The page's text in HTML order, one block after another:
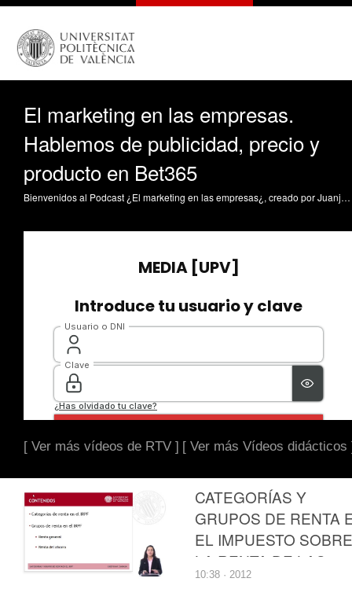
El marketing en las empresas.
Hablemos de publicidad, precio y
producto en Bet365
Bienvenidos al Podcast ¿El marketing en las empresas¿, creado por Juanjo Lull y por un alumno o alumna de la Universitat Politècnica de València. Para cada episodio de esta temporada, hay una persona invitada. En este episodio, nos acompaña Paula Ventura, estudiante del Grado de Ciencia de Datos en la UPV. En este episodio hablamos de tres de las cuatro variables del marketing mix, publicidad o promoción, precio y producto. A la hora de hacer llegar sus bienes al mercado, las empresas deben establecer una balanza entre el producto, el precio, la distribución y la publicidad, con las 4 Ps popularizadas por Kotler (producto, price, placement, promotion). Para que los consumidores se fíen de una plataforma online de apuestas, es clave una estrategia de marketing que aporte seguridad, tanto en el producto (ciberseguridad) como en la promoción (imagen de marca). ¿Quieres saber más? ¡Escucha este podcast! Hemos acudido a algunas fuentes, entre las que se encuentran: https://en.wikipedia.org/wiki/Bet365 https://en.wikipedia.org/wiki/Bet365_Stadium Anuncio Curling Bet365 https://www.ispot.tv/ad/5Z7p/bet365-curling ¿ Música que hemos usado, libre de derechos: Inicio - Música de Top-Flow, de Pixabay https://pixabay.com/music/beats-stellar-echoes-202315/ Cierre - Música de Dmytro Kuvalin, de Pixabay https://pixabay.com/users/elephantgreen-42056970/
[ Ver más vídeos de RTV ] [ Ver más Vídeos didácticos
CATEGORÍAS Y
GRUPOS DE RENTA
EL IMPUESTO SOBRE
LA RENTA DE LAS
PERSONAS FÍSICAS
10:38 · 2012